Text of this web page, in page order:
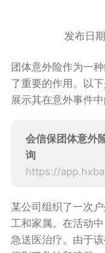
发布日
团体意外险作为一
了重要的作用。以
展示其在意外事件中
会信保团体意外
询
某公司组织了一次
工和家属。在活动
急送医治疗。由于